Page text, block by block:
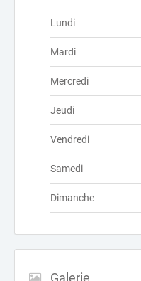
Lundi
Mardi
Mercredi
Jeudi
Vendredi
Samedi
Dimanche
Galerie